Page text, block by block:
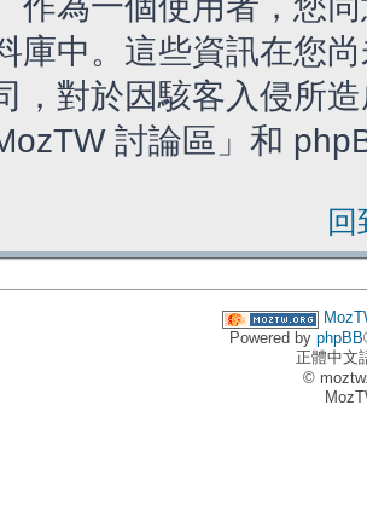
庫中。這些資訊在您
，對於因駭客入侵所
討論區」和
Powered by phpBB
正體中文
©